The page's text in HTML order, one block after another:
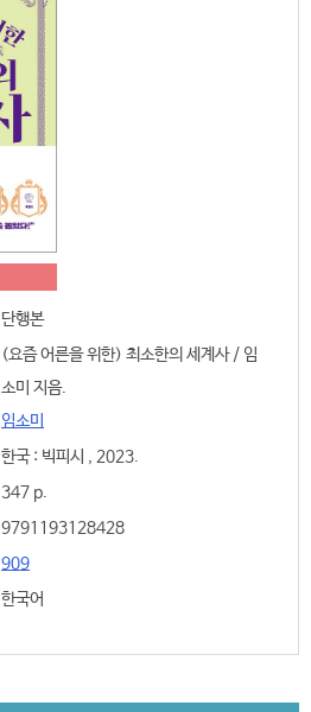
단행본
(요즘 어른을 위한) 최소한의 세계사 / 임
소미 지음.
임소미
한국 : 빅피시 , 2023.
347 p.
9791193128428
909
한국어